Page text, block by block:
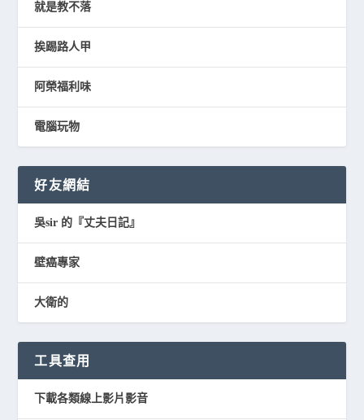
就是教不落
挨踢路人甲
阿榮福利味
電腦玩物
好友網結
吳sir 的『丈夫日記』
壁癌專家
大衛的
工具查用
下載各類線上影片影音